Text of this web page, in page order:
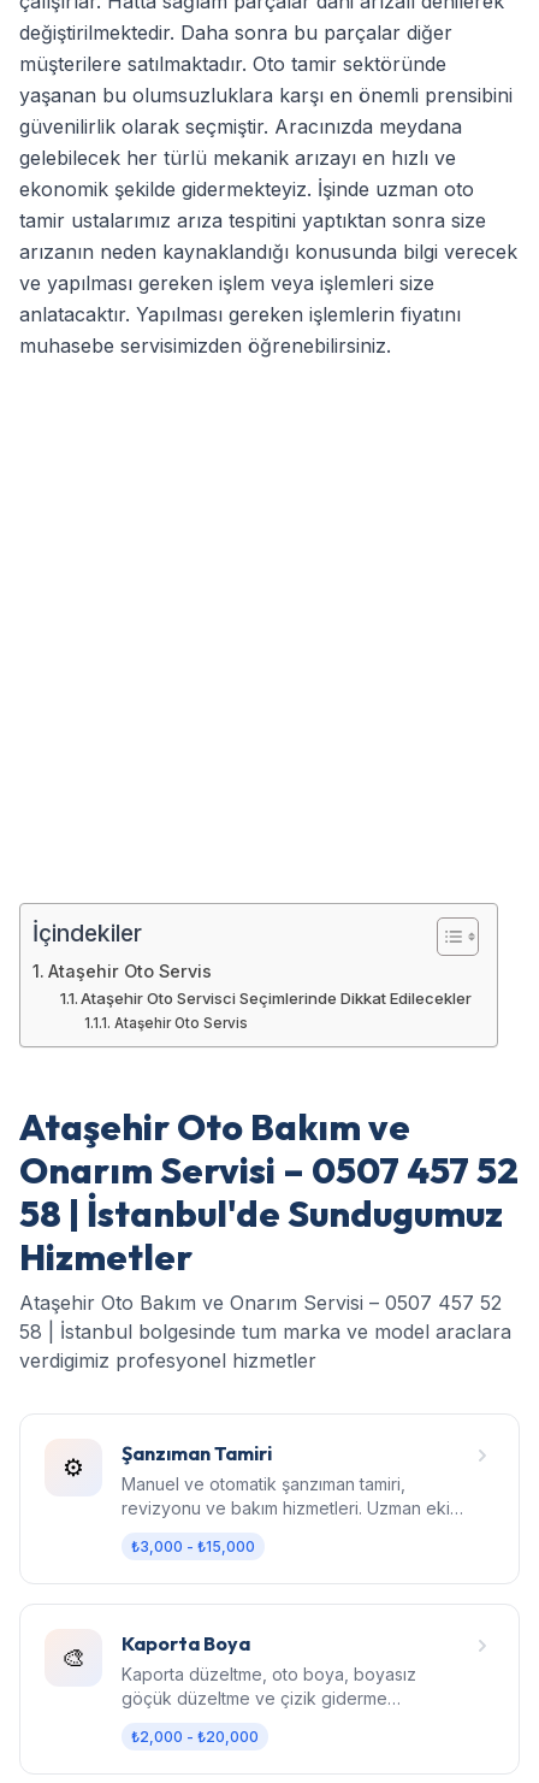
değiştirilmektedir. Daha sonra bu parçalar diğer
müşterilere satılmaktadır. Oto tamir sektöründe
yaşanan bu olumsuzluklara karşı en önemli prensibini
güvenilirlik olarak seçmiştir. Aracınızda meydana
gelebilecek her türlü mekanik arızayı en hızlı ve
ekonomik şekilde gidermekteyiz. İşinde uzman oto
tamir ustalarımız arıza tespitini yaptıktan sonra size
arızanın neden kaynaklandığı konusunda bilgi verecek
ve yapılması gereken işlem veya işlemleri size
anlatacaktır. Yapılması gereken işlemlerin fiyatını
muhasebe servisimizden öğrenebilirsiniz.
İçindekiler
Ataşehir Oto Servis
Ataşehir Oto Servisci Seçimlerinde Dikkat Edilecekler
Ataşehir Oto Servis
Ataşehir Oto Bakım ve
Onarım Servisi – 0507 457 52
58 | İstanbul'de Sundugumuz
Hizmetler
Ataşehir Oto Bakım ve Onarım Servisi – 0507 457 52
58 | İstanbul bolgesinde tum marka ve model araclara
verdigimiz profesyonel hizmetler
⚙️ Şanzıman Tamiri
Manuel ve otomatik şanzıman tamiri,
revizyonu ve bakım hizmetleri. Uzman ekip,
₺3,000 - ₺15,000
🎨 Kaporta Boya
Kaporta düzeltme, oto boya, boyasız
göçük düzeltme ve çizik giderme
₺2,000 - ₺20,000